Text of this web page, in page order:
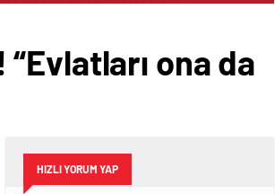
“Evlatları ona da
HIZLI YORUM YAP